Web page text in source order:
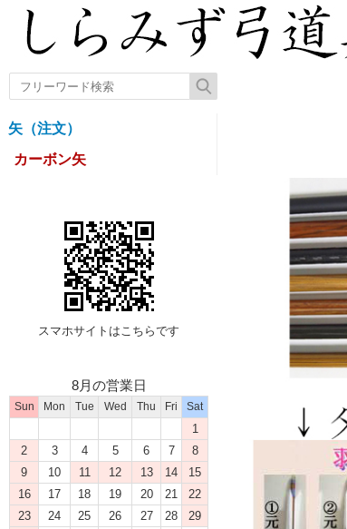
矢（注文）
カーボン矢
スマホサイトはこちらです
8月の営業日
Sun Mon Tue Wed Thu Fri Sat
1
2
3 4 5 6 7
8
9
10 11 12 13 14
15
16
17 18 19 20 21
22
23
24 25 26 27 28
29